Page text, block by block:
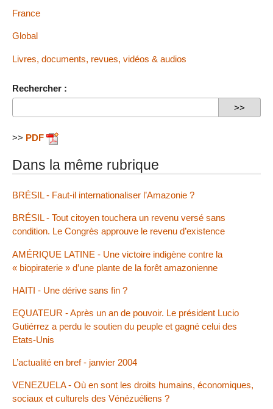
France
Global
Livres, documents, revues, vidéos & audios
Rechercher :
>> PDF
Dans la même rubrique
BRÉSIL - Faut-il internationaliser l’Amazonie ?
BRÉSIL - Tout citoyen touchera un revenu versé sans
condition. Le Congrès approuve le revenu d’existence
AMÉRIQUE LATINE - Une victoire indigène contre la
« biopiraterie » d’une plante de la forêt amazonienne
HAITI - Une dérive sans fin ?
EQUATEUR - Après un an de pouvoir. Le président Lucio
Gutiérrez a perdu le soutien du peuple et gagné celui des
Etats-Unis
L’actualité en bref - janvier 2004
VENEZUELA - Où en sont les droits humains, économiques,
sociaux et culturels des Vénézuéliens ?